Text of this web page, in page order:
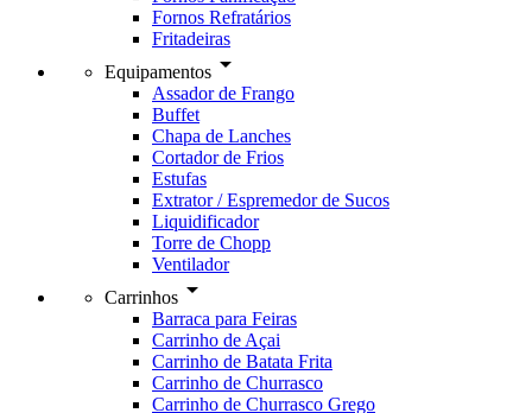
Fornos Refratários
Fritadeiras
Equipamentos arrow_drop_down
Assador de Frango
Buffet
Chapa de Lanches
Cortador de Frios
Estufas
Extrator / Espremedor de Sucos
Liquidificador
Torre de Chopp
Ventilador
Carrinhos arrow_drop_down
Barraca para Feiras
Carrinho de Açai
Carrinho de Batata Frita
Carrinho de Churrasco
Carrinho de Churrasco Grego